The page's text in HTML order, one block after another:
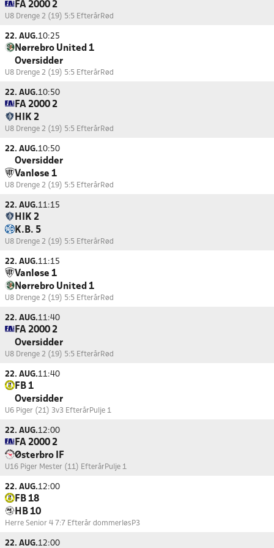
FA 2000 2
U8 Drenge 2 (19) 5:5 EfterårRød
22. AUG.10:25
Nørrebro United 1
Oversidder
U8 Drenge 2 (19) 5:5 EfterårRød
22. AUG.10:50
FA 2000 2
HIK 2
U8 Drenge 2 (19) 5:5 EfterårRød
22. AUG.10:50
Oversidder
Vanløse 1
U8 Drenge 2 (19) 5:5 EfterårRød
22. AUG.11:15
HIK 2
K.B. 5
U8 Drenge 2 (19) 5:5 EfterårRød
22. AUG.11:15
Vanløse 1
Nørrebro United 1
U8 Drenge 2 (19) 5:5 EfterårRød
22. AUG.11:40
FA 2000 2
Oversidder
U8 Drenge 2 (19) 5:5 EfterårRød
22. AUG.11:40
FB 1
Oversidder
U6 Piger (21) 3v3 EfterårPulje 1
22. AUG.12:00
FA 2000 2
Østerbro IF
U16 Piger Mester (11) EfterårPulje 1
22. AUG.12:00
FB 18
HB 10
Herre Senior 4 7:7 Efterår dommerløs P3
22. AUG.12:00